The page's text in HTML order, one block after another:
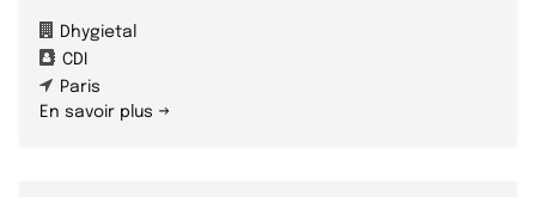
Dhygietal
CDI
Paris
En savoir plus